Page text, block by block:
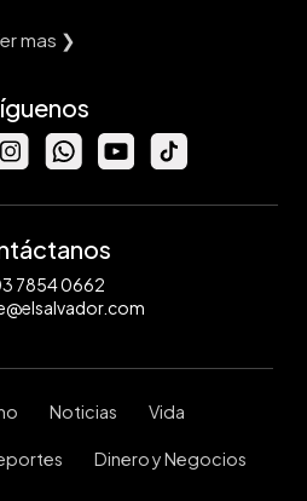
mas ❯
7854 0662
Noticias Vida
Dinero y Negocios